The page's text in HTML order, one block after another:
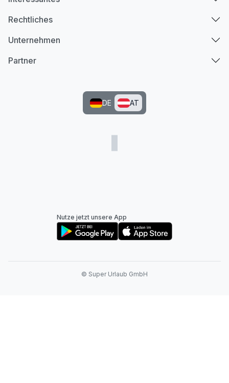
Rechtliches
Unternehmen
Partner
DE AT
Nutze jetzt unsere App
© Super Urlaub GmbH